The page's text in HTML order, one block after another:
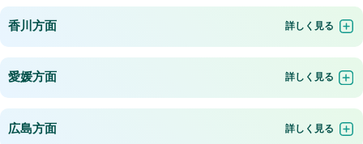
香川方面
愛媛方面
広島方面